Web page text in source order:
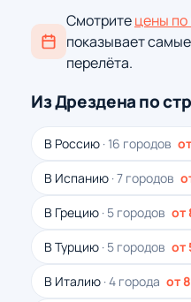
Смотритецены
показывает
перелёта.
Из Дрездена по
В Россию · 16 городов
В Испанию · 7 городов
В Грецию · 5 городов от
В Турцию · 5 городов от
В Италию · 4 города от